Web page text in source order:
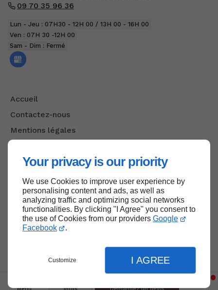
Your privacy is our priority
We use Cookies to improve user experience by
personalising content and ads, as well as
analyzing traffic and optimizing social networks
functionalities. By clicking "I Agree" you consent to
the use of Cookies from our providers Google
Facebook
.
Customize I AGREE
Menu Infos Demandez un devis
09 70 35 96 36
Lun - Jeu : 07H30 - 12H 00 / 13H 00 - 16H 00
Ven : 07H 30 -12H 00
Sam - Dim : Fermé
Accueil
Contactez-nous
Mentions légales
Haut de page